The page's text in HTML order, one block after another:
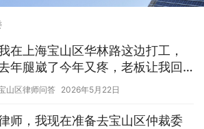
在上海宝山区华林路这边打工，
年腿崴了今年又疼，老板让我回
休息两个多月不给报销，该怎么
山区律师问答 2026年5月22日
师，我现在准备去宝山区仲裁委